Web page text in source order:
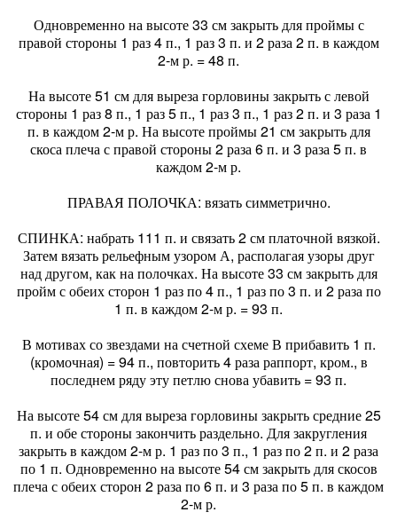
Одновременно на высоте 33 см закрыть для проймы с
правой стороны 1 раз 4 п., 1 раз 3 п. и 2 раза 2 п. в каждом
2-м р. = 48 п.
На высоте 51 см для выреза горловины закрыть с левой
стороны 1 раз 8 п., 1 раз 5 п., 1 раз 3 п., 1 раз 2 п. и 3 раза 1
п. в каждом 2-м р. На высоте проймы 21 см закрыть для
скоса плеча с правой стороны 2 раза 6 п. и 3 раза 5 п. в
каждом 2-м р.
ПРАВАЯ ПОЛОЧКА: вязать симметрично.
СПИНКА: набрать 111 п. и связать 2 см платочной вязкой.
Затем вязать рельефным узором А, располагая узоры друг
над другом, как на полочках. На высоте 33 см закрыть для
пройм с обеих сторон 1 раз по 4 п., 1 раз по 3 п. и 2 раза по
1 п. в каждом 2-м р. = 93 п.
В мотивах со звездами на счетной схеме В прибавить 1 п.
(кромочная) = 94 п., повторить 4 раза раппорт, кром., в
последнем ряду эту петлю снова убавить = 93 п.
На высоте 54 см для выреза горловины закрыть средние 25
п. и обе стороны закончить раздельно. Для закругления
закрыть в каждом 2-м р. 1 раз по 3 п., 1 раз по 2 п. и 2 раза
по 1 п. Одновременно на высоте 54 см закрыть для скосов
плеча с обеих сторон 2 раза по 6 п. и 3 раза по 5 п. в каждом
2-м р.